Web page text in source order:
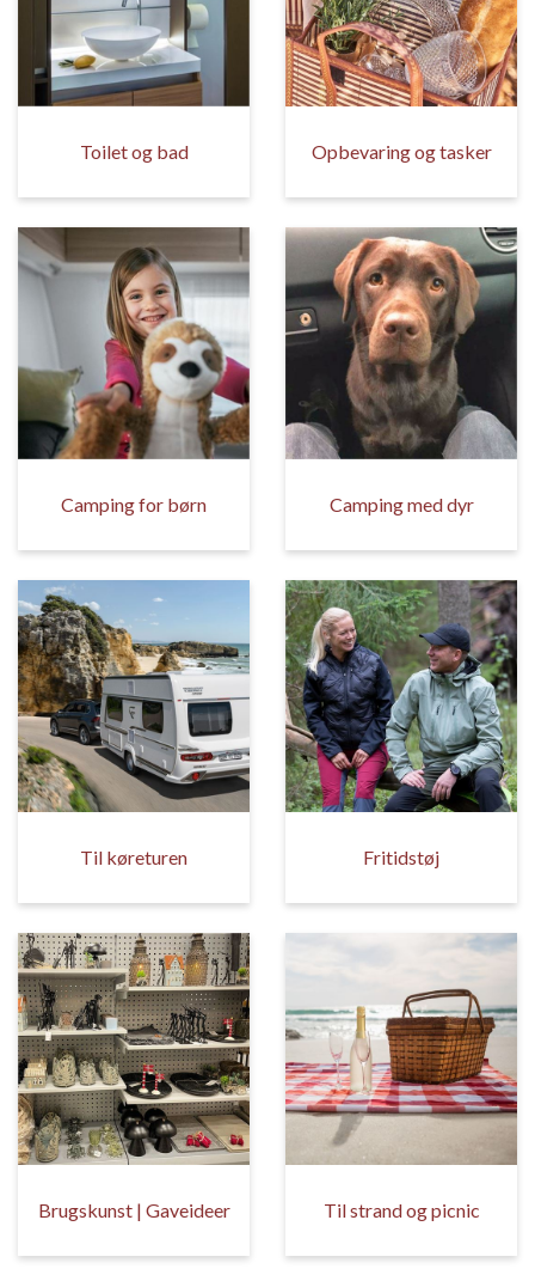
Toilet og bad Opbevaring og tasker
Camping for børn Camping med dyr
Til køreturen Fritidstøj
Brugskunst | Gaveideer Til strand og picnic